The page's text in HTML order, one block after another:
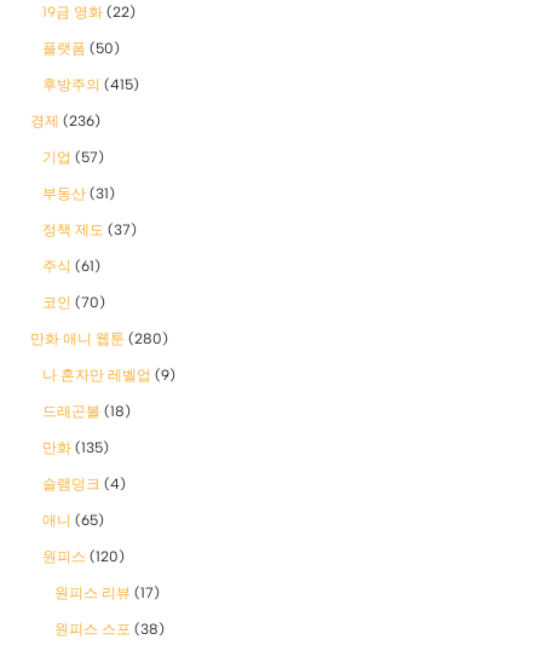
19금 영화 (22)
플랫폼 (50)
후방주의 (415)
경제 (236)
기업 (57)
부동산 (31)
정책 제도 (37)
주식 (61)
코인 (70)
만화 애니 웹툰 (280)
나 혼자만 레벨업 (9)
드래곤볼 (18)
만화 (135)
슬램덩크 (4)
애니 (65)
원피스 (120)
원피스 리뷰 (17)
원피스 스포 (38)